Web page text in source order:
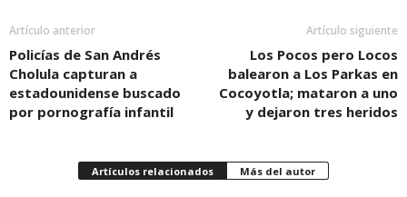
Artículo anterior
Policías de San Andrés
Cholula capturan a
estadounidense buscado
por pornografía infantil
Artículo siguiente
Los Pocos pero Locos
balearon a Los Parkas en
Cocoyotla; mataron a uno
y dejaron tres heridos
Artículos relacionados Más del autor